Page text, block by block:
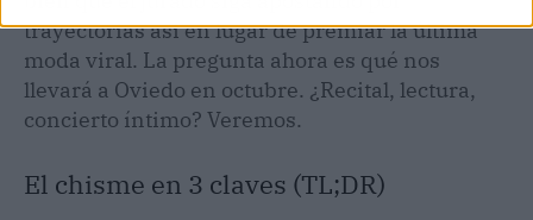
trayectorias así en lugar de premiar la última
moda viral. La pregunta ahora es qué nos
llevará a Oviedo en octubre. ¿Recital, lectura,
concierto íntimo? Veremos.
El chisme en 3 claves (TL;DR)